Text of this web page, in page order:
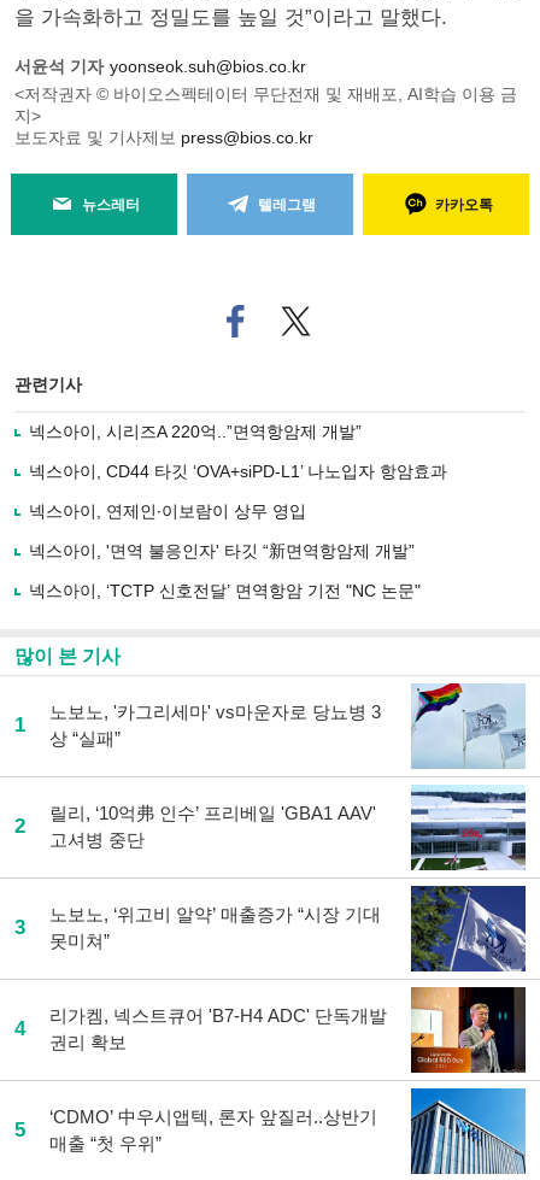
을 가속화하고 정밀도를 높일 것”이라고 말했다.
서윤석 기자 yoonseok.suh@bios.co.kr
<저작권자 © 바이오스펙테이터 무단전재 및 재배포, AI학습 이용 금
지>
보도자료 및 기사제보 press@bios.co.kr
뉴스레터 텔레그램 카카오톡
페
이
로
기
사
유
기
트위
터로
관련기사
넥스아이, 시리즈A 220억..”면역항암제 개발”
넥스아이, CD44 타깃 ‘OVA+siPD-L1’ 나노입자 항암효과
넥스아이, 연제인∙이보람이 상무 영입
넥스아이, '면역 불응인자' 타깃 “新면역항암제 개발”
넥스아이, ‘TCTP 신호전달’ 면역항암 기전 "NC 논문"
많이 본 기사
1
노보노, '카그리세마' vs마운자로 당뇨병 3
상 “실패”
2
릴리, ‘10억弗 인수’ 프리베일 'GBA1 AAV'
고셔병 중단
3
노보노, ‘위고비 알약’ 매출증가 “시장 기대
못미쳐”
4
리가켐, 넥스트큐어 'B7-H4 ADC' 단독개발
권리 확보
5
‘CDMO’ 中우시앱텍, 론자 앞질러..상반기
매출 “첫 우위”